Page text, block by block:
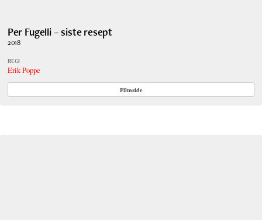
Per Fugelli – siste resept
2018
REGI
Erik Poppe
Filmside